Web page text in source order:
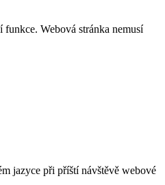
Webová stránka nemusí
jazyce při příští návštěvě webové